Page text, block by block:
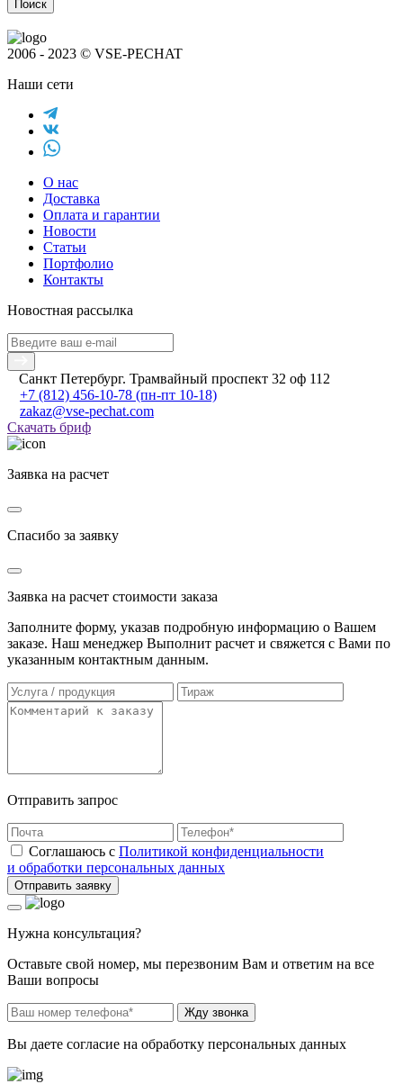
Поиск
2006 - 2023 © VSE-PECHAT
Наши сети
О нас
Доставка
Оплата и гарантии
Новости
Статьи
Портфолио
Контакты
Новостная рассылка
Санкт Петербург. Трамвайный проспект 32 оф 112
+7 (812) 456-10-78 (пн-пт 10-18)
zakaz@vse-pechat.com
Скачать бриф
Заявка на расчет
Спасибо за заявку
Заявка на расчет стоимости заказа
Заполните форму, указав подробную информацию о Вашем
заказе. Наш менеджер Выполнит расчет и свяжется с Вами по
указанным контактным данным.
Отправить запрос
Соглашаюсь с Политикой конфиденциальности
и обработки персональных данных
Отправить заявку
Нужна консультация?
Оставьте свой номер, мы перезвоним Вам и ответим на все
Ваши вопросы
Жду звонка
Вы даете согласие на обработку персональных данных